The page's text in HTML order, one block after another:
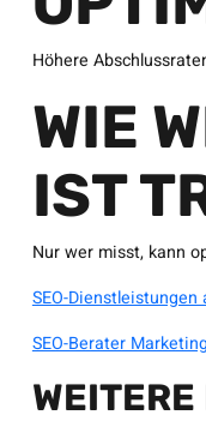
Höhere
WIE
IST
Nur wer misst, kann
SEO-Dienstleistungen
SEO-Berater